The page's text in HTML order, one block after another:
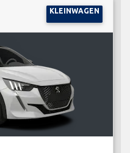
KLEINWAGEN